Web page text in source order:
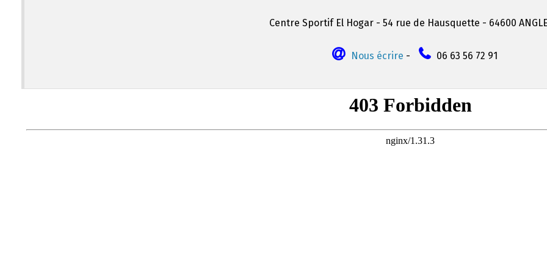
Centre Sportif El Hogar - 54 rue de Hausquette - 64600
Nous écrire - 06 63 56 72 91